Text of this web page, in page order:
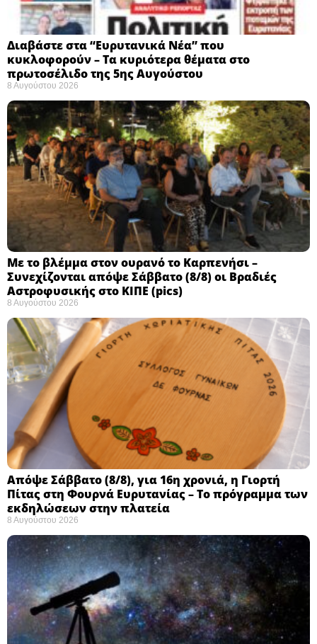
Διαβάστε στα “Ευρυτανικά Νέα” που
κυκλοφορούν – Τα κυριότερα θέματα στο
πρωτοσέλιδο της 5ης Αυγούστου
8 Αυγούστου 2026
Με το βλέμμα στον ουρανό το Καρπενήσι –
Συνεχίζονται απόψε Σάββατο (8/8) οι Βραδιές
Αστροφυσικής στο ΚΙΠΕ (pics)
8 Αυγούστου 2026
Απόψε Σάββατο (8/8), για 16η χρονιά, η Γιορτή
Πίτας στη Φουρνά Ευρυτανίας – Το πρόγραμμα των
εκδηλώσεων στην πλατεία
8 Αυγούστου 2026